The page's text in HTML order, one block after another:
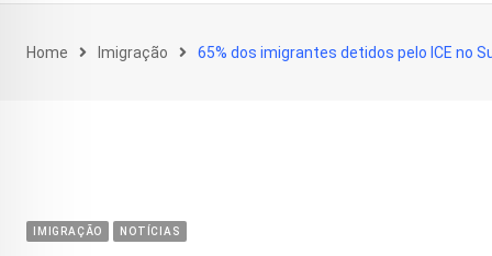
Home Imigração 65% dos imigrantes detidos pelo ICE no
IMIGRAÇÃO NOTÍCIAS